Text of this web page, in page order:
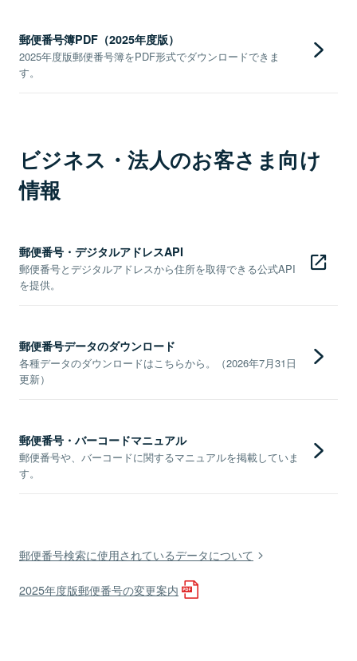
郵便番号簿PDF（2025年度版）
2025年度版郵便番号簿をPDF形式でダウンロードできま
す。
ビジネス・法人のお客さま向け
情報
郵便番号・デジタルアドレスAPI
郵便番号とデジタルアドレスから住所を取得できる公式API
を提供。
郵便番号データのダウンロード
各種データのダウンロードはこちらから。（2026年7月31日
更新）
郵便番号・バーコードマニュアル
郵便番号や、バーコードに関するマニュアルを掲載していま
す。
郵便番号検索に使用されているデータについて
2025年度版郵便番号の変更案内